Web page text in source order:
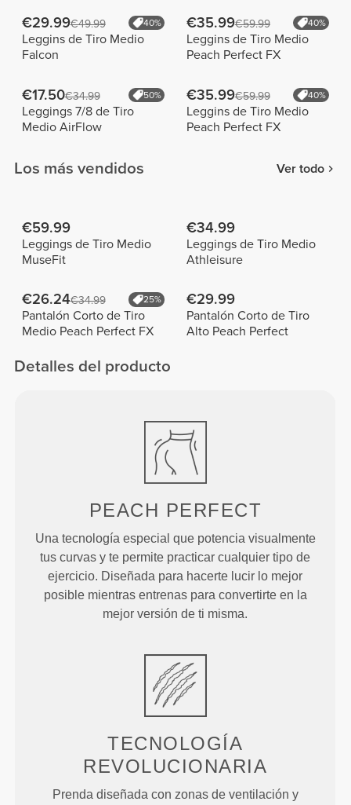
€29.99€49.99 40%
Leggins de Tiro Medio
Falcon
€35.99€59.99 40%
Leggins de Tiro Medio
Peach Perfect FX
€17.50€34.99 50%
Leggings 7/8 de Tiro
Medio AirFlow
€35.99€59.99 40%
Leggins de Tiro Medio
Peach Perfect FX
Los más vendidos Ver todo
€59.99
Leggings de Tiro Medio
MuseFit
€34.99
Leggings de Tiro Medio
Athleisure
€26.24€34.99 25%
Pantalón Corto de Tiro
Medio Peach Perfect FX
€29.99
Pantalón Corto de Tiro
Alto Peach Perfect
Detalles del producto
PEACH PERFECT
Una tecnología especial que potencia visualmente
tus curvas y te permite practicar cualquier tipo de
ejercicio. Diseñada para hacerte lucir lo mejor
posible mientras entrenas para convertirte en la
mejor versión de ti misma.
TECNOLOGÍA
REVOLUCIONARIA
Prenda diseñada con zonas de ventilación y